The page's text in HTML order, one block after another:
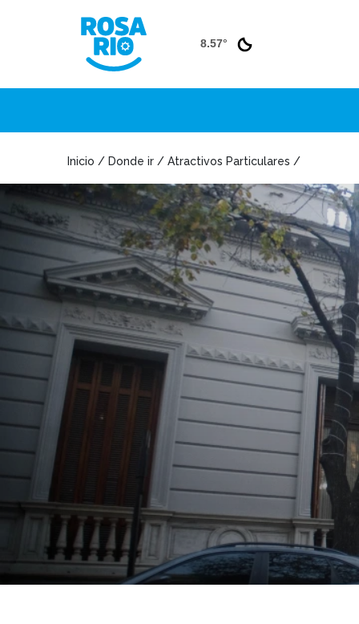
8.57°
Inicio / Donde ir / Atractivos Particulares /